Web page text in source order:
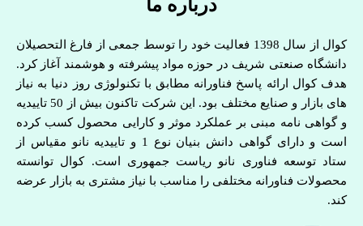
درباره ما
کوال از سال 1398 فعالیت خود را توسط جمعی از فارغ التحصیلان
دانشگاه صنعتی شریف در حوزه مواد پیشرفته و هوشمند آغاز کرد.
هدف کوال ارائه پاسخ فناورانه مطابق با تکنولوژی روز دنیا به نیاز
های بازار و صنایع مختلف بود. این شرکت تاکنون بیش از 50 تاییدیه
و گواهی نامه مبنی بر عملکرد موثر و کارایی محصول کسب کرده
است و دارای گواهی دانش بنیان نوع 1 و تاییدیه نانو مقیاس از
ستاد توسعه فناوری نانو ریاست جمهوری است. کوال توانسته
محصولات فناورانه مختلفی را مناسب با نیاز مشتری به بازار عرضه
کند.